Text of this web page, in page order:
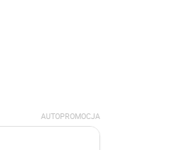
AUTOPROMOCJA